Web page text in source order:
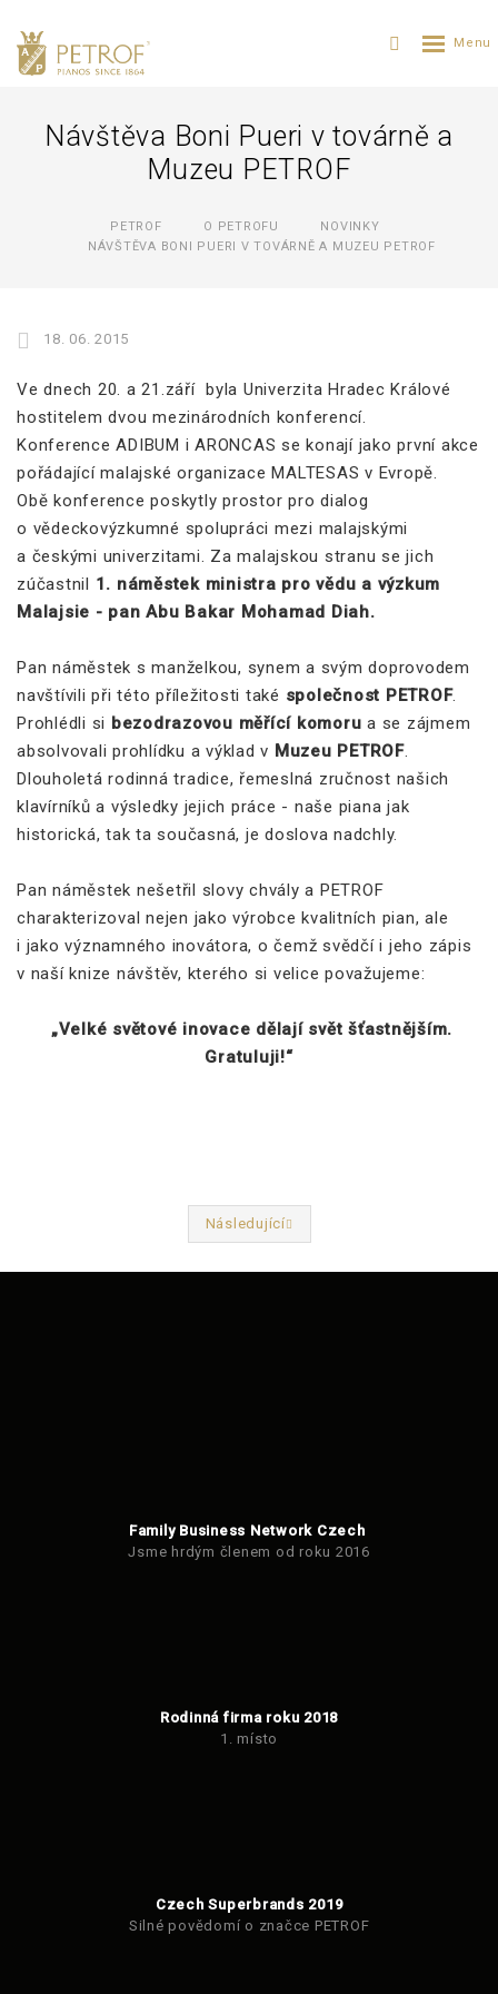
Návštěva Boni Pueri v továrně a
Muzeu PETROF
PETROF O PETROFU
NOVINKY
NÁVŠTĚVA BONI PUERI V TOVÁRNĚ A MUZEU PETROF
18. 06. 2015
Ve dnech 20. a 21.září byla Univerzita Hradec Králové
hostitelem dvou mezinárodních konferencí.
Konference ADIBUM i ARONCAS se konají jako první akce
pořádající malajské organizace MALTESAS v Evropě.
Obě konference poskytly prostor pro dialog
o vědeckovýzkumné spolupráci mezi malajskými
a českými univerzitami. Za malajskou stranu se jich
zúčastnil 1. náměstek ministra pro vědu a výzkum
Malajsie - pan Abu Bakar Mohamad Diah.
Pan náměstek s manželkou, synem a svým doprovodem
navštívili při této příležitosti také společnost PETROF.
Prohlédli si bezodrazovou měřící komoru a se zájmem
absolvovali prohlídku a výklad v Muzeu PETROF.
Dlouholetá rodinná tradice, řemeslná zručnost našich
klavírníků a výsledky jejich práce - naše piana jak
historická, tak ta současná, je doslova nadchly.
Pan náměstek nešetřil slovy chvály a PETROF
charakterizoval nejen jako výrobce kvalitních pian, ale
i jako významného inovátora, o čemž svědčí i jeho zápis
v naší knize návštěv, kterého si velice považujeme:
„Velké světové inovace dělají svět šťastnějším.
Gratuluji!“
Následující
Family Business Network Czech
Jsme hrdým členem od roku 2016
Rodinná firma roku 2018
1. místo
Czech Superbrands 2019
Silné povědomí o značce PETROF